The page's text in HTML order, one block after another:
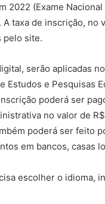
2022 (Exame
taxa de inscrição,
pelo site.
serão aplicadas
Estudos e Pesquisas
poderá ser
no valor de
poderá ser feito
em bancos, casas
escolher o idioma,